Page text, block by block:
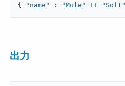
{
"name" : "Mule" ++ "Soft"
出力